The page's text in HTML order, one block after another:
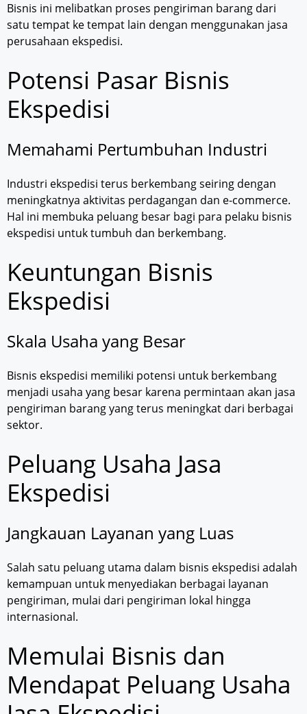
Bisnis ini melibatkan proses pengiriman barang dari
satu tempat ke tempat lain dengan menggunakan jasa
perusahaan ekspedisi.
Potensi Pasar Bisnis
Ekspedisi
Memahami Pertumbuhan Industri
Industri ekspedisi terus berkembang seiring dengan
meningkatnya aktivitas perdagangan dan e-commerce.
Hal ini membuka peluang besar bagi para pelaku bisnis
ekspedisi untuk tumbuh dan berkembang.
Keuntungan Bisnis
Ekspedisi
Skala Usaha yang Besar
Bisnis ekspedisi memiliki potensi untuk berkembang
menjadi usaha yang besar karena permintaan akan jasa
pengiriman barang yang terus meningkat dari berbagai
sektor.
Peluang Usaha Jasa
Ekspedisi
Jangkauan Layanan yang Luas
Salah satu peluang utama dalam bisnis ekspedisi adalah
kemampuan untuk menyediakan berbagai layanan
pengiriman, mulai dari pengiriman lokal hingga
internasional.
Memulai Bisnis dan
Mendapat Peluang Usaha